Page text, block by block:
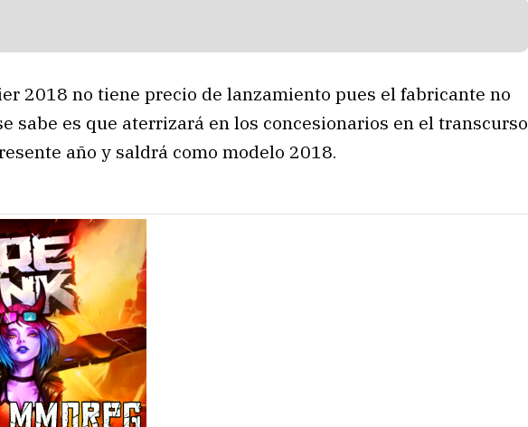
2018 no tiene precio de lanzamiento pues el fabricante no
sabe es que aterrizará en los concesionarios en el transcurso
año y saldrá como modelo 2018.